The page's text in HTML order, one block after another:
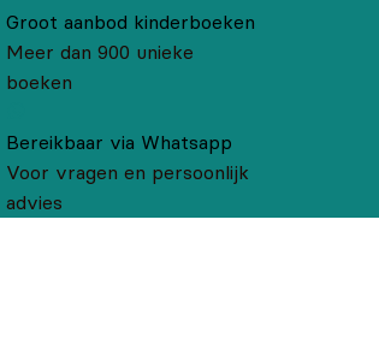
Groot aanbod kinderboeken
Meer dan 900 unieke
boeken
Bereikbaar via Whatsapp
Voor vragen en persoonlijk
advies